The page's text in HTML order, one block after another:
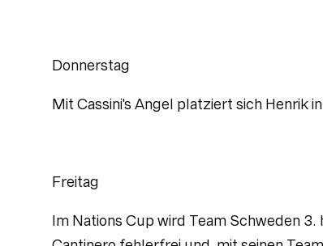
Donnerstag
Mit Cassini's Angel platziert sich Henrik
Freitag
Im Nations Cup wird Team Schweden